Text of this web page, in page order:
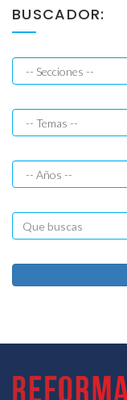
BUSCADOR: